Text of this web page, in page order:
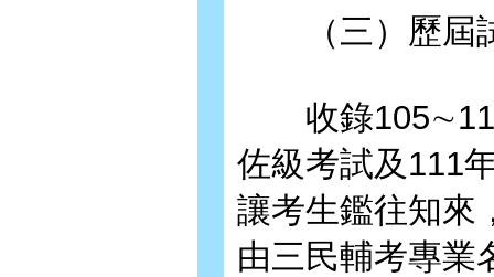
（三）歷屆
收錄105∼110
佐級考試及111
讓考生鑑往知來
由三民輔考專業